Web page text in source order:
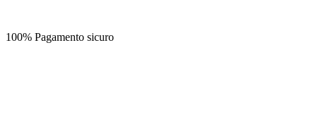
100% Pagamento sicuro